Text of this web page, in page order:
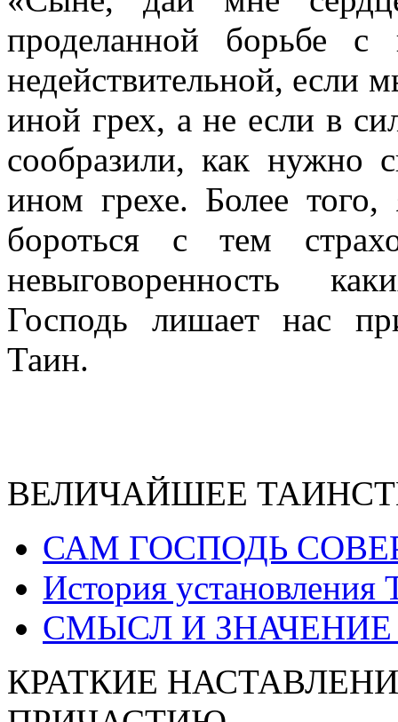
проделанной борьбе с
недействительной, если
иной грех, а не если в
сообразили, как нужно
ином грехе. Более
бороться с тем
невыговоренность
Господь лишает нас
Таин.
ВЕЛИЧАЙШЕЕ
САМ ГОСПОДЬ
История установления
СМЫСЛ И
КРАТКИЕ